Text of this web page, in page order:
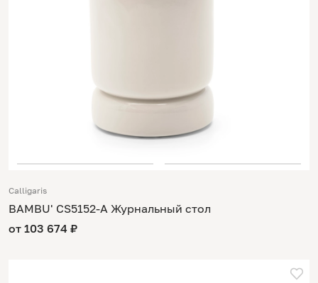
Calligaris
BAMBU' CS5152-A Журнальный стол
от 103 674 ₽